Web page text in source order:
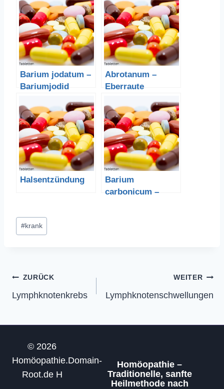
Barium jodatum –
Bariumjodid
Abrotanum –
Eberraute
Halsentzündung
Barium
carbonicum –
Schlagworte:
#krank
Beitragsnavigation
ZURÜCK
Lymphknotenkrebs
WEITER
Lymphknotenschwellungen
© 2026
Homöopathie.Domain-
Root.de H
Homöopathie –
Traditionelle, sanfte
Heilmethode nach